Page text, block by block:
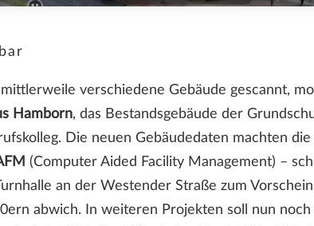
verschiedene Gebäude gescannt,
Hamborn, das Bestandsgebäude der
Die neuen Gebäudedaten machten
(Computer Aided Facility Management) –
an der Westender Straße zum
abwich. In weiteren Projekten soll nun